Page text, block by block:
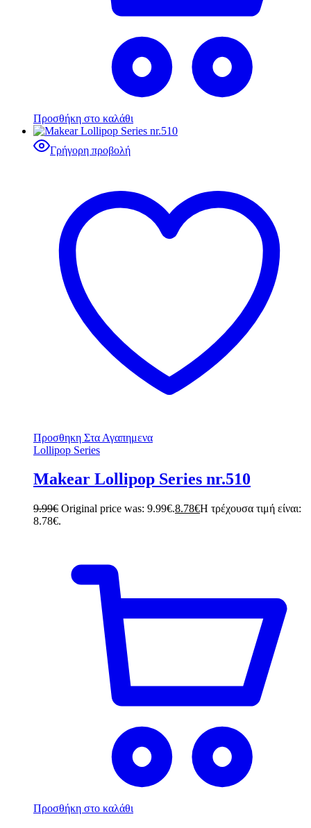
Προσθήκη στο καλάθι
Γρήγορη προβολή
Προσθηκη Στα Αγαπημενα
Lollipop Series
Makear Lollipop Series nr.510
9.99€ Original price was: 9.99€.8.78€Η τρέχουσα τιμή είναι:
8.78€.
Προσθήκη στο καλάθι